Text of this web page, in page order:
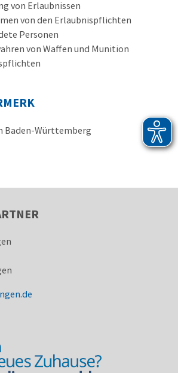
von Erlaubnissen
von den Erlaubnispflichten
Personen
von Waffen und Munition
Baden-Württemberg